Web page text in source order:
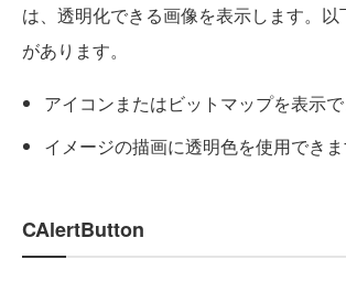
は、透明化できる画像を表示します。
があります。
アイコンまたはビットマップを表示で
イメージの描画に透明色を使用できま
CAlertButton